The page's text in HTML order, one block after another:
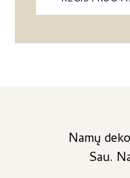
Namų
Sau.